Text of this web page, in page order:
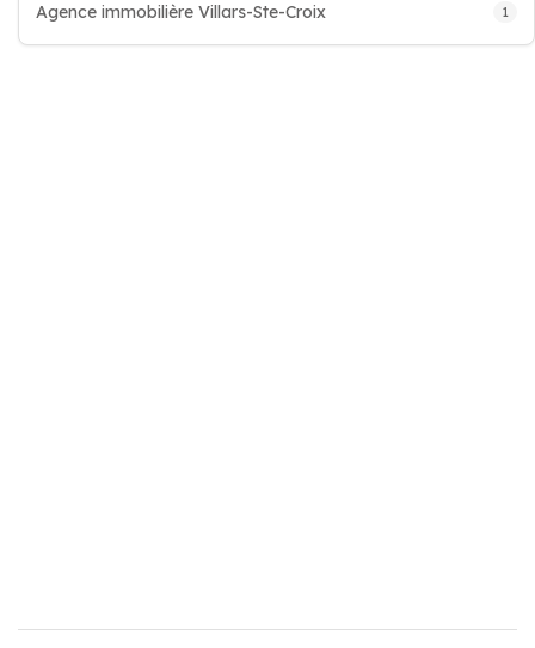
Agence immobilière Villars-Ste-Croix 1